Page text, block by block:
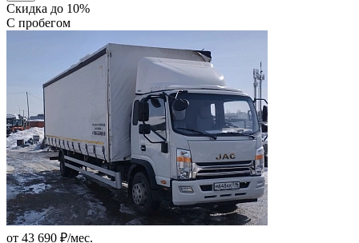
Скидка до 10%
С пробегом
от 43 690 ₽/мес.